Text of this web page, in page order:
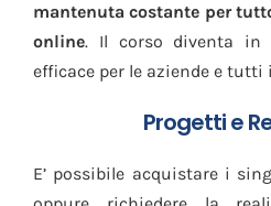
mantenuta costante per
online. Il corso diventa in
efficace per le aziende e
Progetti e
E’ possibile acquistare i